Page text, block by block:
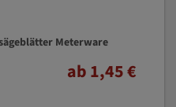
Meterware
ab 1,45 €